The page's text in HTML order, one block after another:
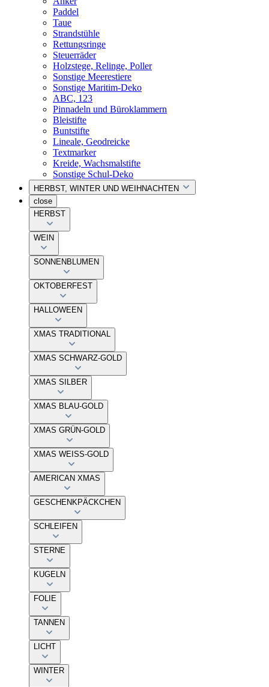
Paddel
Taue
Strandstühle
Rettungsringe
Steuerräder
Holzstege, Relinge, Poller
Sonstige Meerestiere
Sonstige Maritim-Deko
ABC, 123
Pinnadeln und Büroklammern
Bleistifte
Buntstifte
Lineale, Geodreicke
Textmarker
Kreide, Wachsmalstifte
Sonstige Schul-Deko
HERBST, WINTER UND WEIHNACHTEN
close
HERBST
WEIN
SONNENBLUMEN
OKTOBERFEST
HALLOWEEN
XMAS TRADITIONAL
XMAS SCHWARZ-GOLD
XMAS SILBER
XMAS BLAU-GOLD
XMAS GRÜN-GOLD
XMAS WEISS-GOLD
AMERICAN XMAS
GESCHENKPÄCKCHEN
SCHLEIFEN
STERNE
KUGELN
FOLIE
TANNEN
LICHT
WINTER